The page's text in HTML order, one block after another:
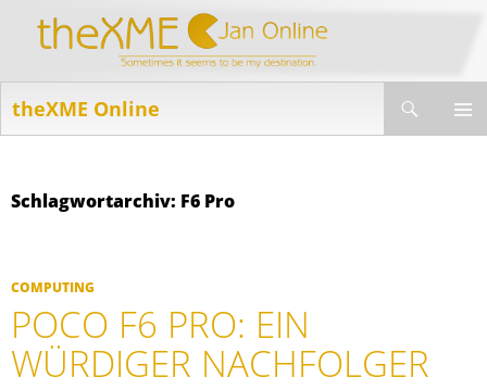
theXME Online
Schlagwortarchiv: F6 Pro
COMPUTING
POCO F6 PRO: EIN
WÜRDIGER NACHFOLGER